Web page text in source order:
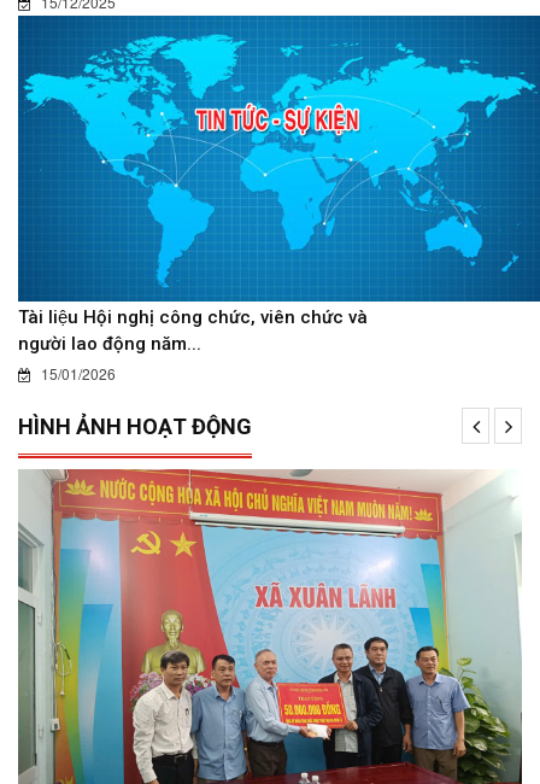
Tài liệu Hội nghị công chức, viên chức và
người lao động năm...
15/01/2026
HÌNH ẢNH HOẠT ĐỘNG